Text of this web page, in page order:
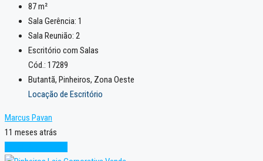
87m²
Sala Gerência: 1
Sala Reunião: 2
Escritório com Salas
Cód.: 17289
Butantã, Pinheiros, Zona Oeste
Locação de Escritório
Marcus Pavan
11 meses atrás